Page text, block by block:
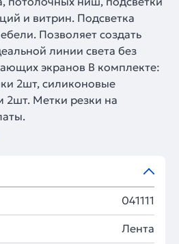
и витрин. Подсветка
Позволяет создать
линии света без
экранов В комплекте:
2шт, силиконовые
2шт. Метки резки на
041111
Лента